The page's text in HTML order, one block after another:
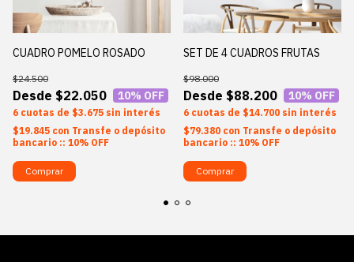
CUADRO POMELO ROSADO
$22.050
$24.500
10% OFF
6 $3.675 sin interés
$19.845 con Transfe o depósito
bancario :: 10% OFF
Comprar
SET DE 4 CUADROS FRUTAS
$88.200
$98.000
10% OFF
6 $14.700 sin interés
$79.380 con Transfe o depósito
bancario :: 10% OFF
Comprar